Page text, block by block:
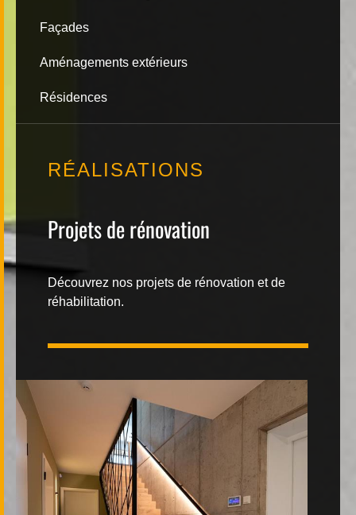
FR | DE
Contact
Façades
Aménagements extérieurs
Résidences
RÉALISATIONS
Projets de rénovation
Découvrez nos projets de rénovation et de
réhabilitation.